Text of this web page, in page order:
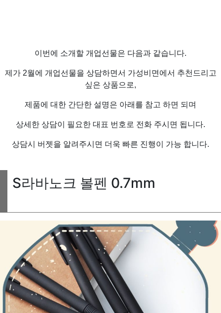
이번에 소개할 개업선물은 다음과 같습니다.
제가 2월에 개업선물을 상담하면서 가성비면에서 추천드리고
싶은 상품으로,
제품에 대한 간단한 설명은 아래를 참고 하면 되며
상세한 상담이 필요한 대표 번호로 전화 주시면 됩니다.
상담시 버젯을 알려주시면 더욱 빠른 진행이 가능 합니다.
S라바노크 볼펜 0.7mm